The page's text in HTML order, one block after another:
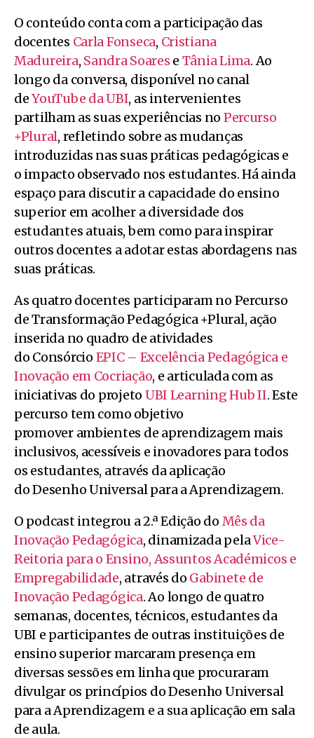
O conteúdo conta com a participação das
docentes Carla Fonseca, Cristiana
Madureira, Sandra Soares e Tânia Lima. Ao
longo da conversa, disponível no canal
deYouTube da UBI, as intervenientes
partilham as suas experiências no Percurso
+Plural, refletindo sobre as mudanças
introduzidas nas suas práticas pedagógicas e
o impacto observado nos estudantes. Há ainda
espaço para discutir a capacidade do ensino
superior em acolher a diversidade dos
estudantes atuais, bem como para inspirar
outros docentes a adotar estas abordagens nas
suas práticas.
As quatro docentes participaram no Percurso
de Transformação Pedagógica +Plural, ação
inserida no quadro de atividades
do Consórcio EPIC – Excelência Pedagógica e
Inovação em Cocriação, e articulada com as
iniciativas do projeto UBI Learning Hub II. Este
percurso tem como objetivo
promover ambientes de aprendizagem mais
inclusivos, acessíveis e inovadores para todos
os estudantes, através da aplicação
do Desenho Universal para a Aprendizagem.
O podcast integrou a 2.ª Edição do Mês da
Inovação Pedagógica, dinamizada pelaVice-
Reitoria para o Ensino, Assuntos Académicos e
Empregabilidade, através do Gabinete de
Inovação Pedagógica. Ao longo de quatro
semanas, docentes, técnicos, estudantes da
UBI e participantes de outras instituições de
ensino superior marcaram presença em
diversas sessões em linha que procuraram
divulgar os princípios do Desenho Universal
para a Aprendizagem e a sua aplicação em sala
de aula.